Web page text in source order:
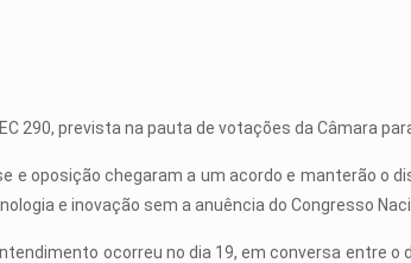
290, prevista na pauta de votações da Câmara
e oposição chegaram a um acordo e manterão o
e inovação sem a anuência do Congresso
ocorreu no dia 19, em conversa entre o